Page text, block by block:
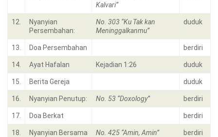
Kalvari”
12.
Nyanyian
Persembahan:
No. 303 “Ku Tak kan
Meninggalkanmu”
duduk
13. Doa Persembahan berdiri
14. Ayat Hafalan Kejadian 1:26 duduk
15. Berita Gereja duduk
16. Nyanyian Penutup: No. 53 “Doxology” berdiri
17. Doa Berkat berdiri
18. Nyanyian Bersama No. 425 “Amin, Amin” berdiri